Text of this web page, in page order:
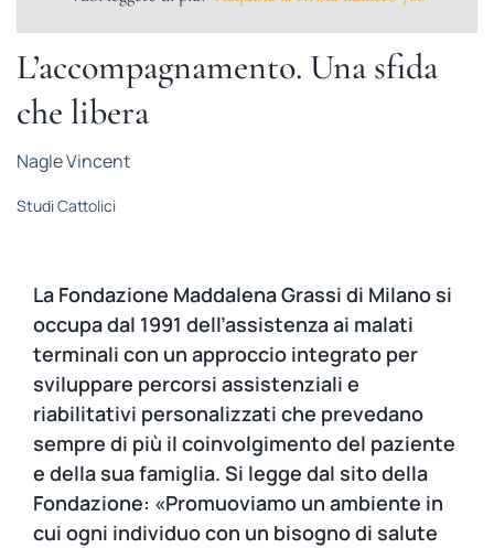
RECENSIONI
L’accompagnamento. Una sfida
che libera
Nagle Vincent
Studi Cattolici
La Fondazione Maddalena Grassi di Milano si
occupa dal 1991 dell’assistenza ai malati
terminali con un approccio integrato per
sviluppare percorsi assistenziali e
riabilitativi personalizzati che prevedano
sempre di più il coinvolgimento del paziente
e della sua famiglia. Si legge dal sito della
Fondazione: «Promuoviamo un ambiente in
cui ogni individuo con un bisogno di salute